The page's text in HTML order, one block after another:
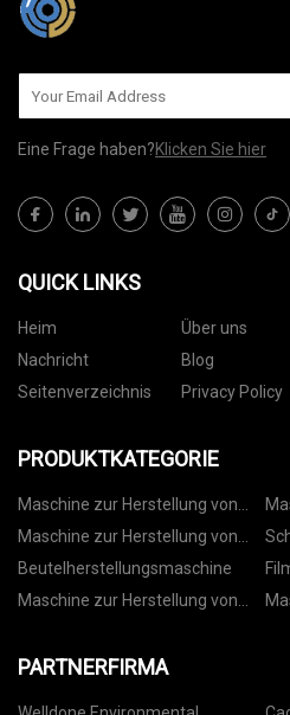
Eine Frage haben?Klicken Sie hier
QUICK LINKS
Heim Über uns
Nachricht
Blog
Seitenverzeichnis
Privacy Policy
PRODUKTKATEGORIE
Maschine zur Herstellung von
Vliesbeuteln
Maschine zur Herstellung von
Papiertüten
Beutelherstellungsmaschine
Maschine zur Herstellung von
PARTNERFIRMA